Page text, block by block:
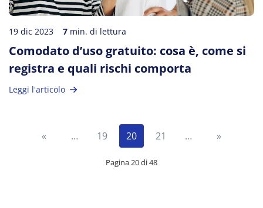
19 dic 2023 7 min. di lettura
Comodato d’uso gratuito: cosa è, come si
registra e quali rischi comporta
Leggi l'articolo
« … 19 20 21 … »
Pagina 20 di 48